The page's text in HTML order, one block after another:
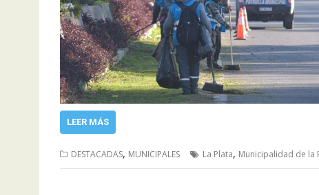
LEER MÁS
DESTACADAS, MUNICIPALES La Plata, Municipalidad de la